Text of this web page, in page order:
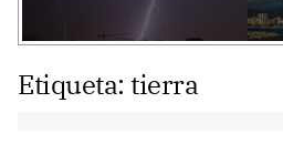
Etiqueta: tierra